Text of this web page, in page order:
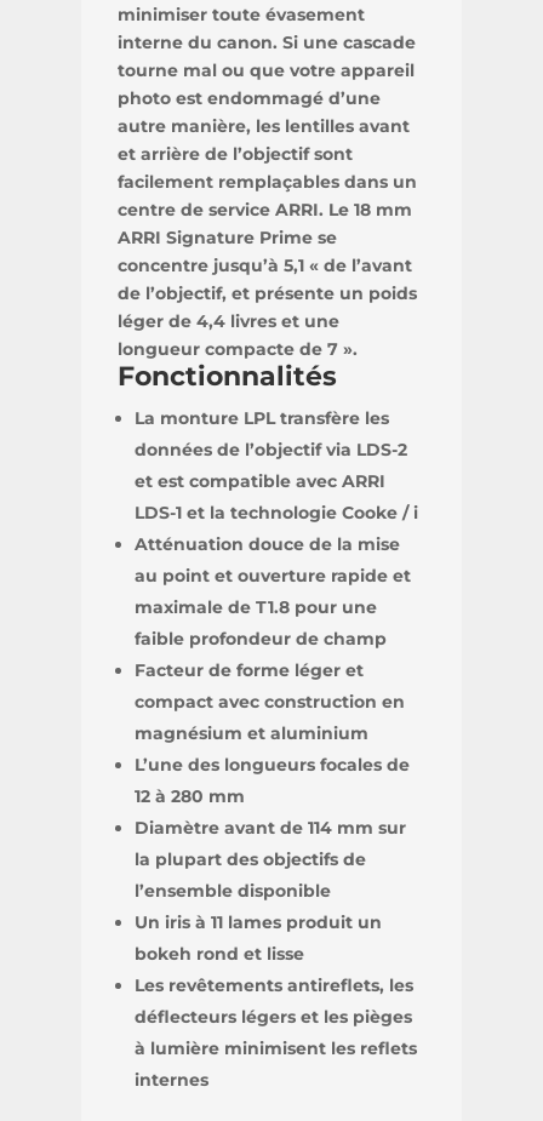
minimiser toute évasement
interne du canon. Si une cascade
tourne mal ou que votre appareil
photo est endommagé d’une
autre manière, les lentilles avant
et arrière de l’objectif sont
facilement remplaçables dans un
centre de service ARRI. Le 18 mm
ARRI Signature Prime se
concentre jusqu’à 5,1 « de l’avant
de l’objectif, et présente un poids
léger de 4,4 livres et une
longueur compacte de 7 ».
Fonctionnalités
La monture LPL transfère les
données de l’objectif via LDS-2
et est compatible avec ARRI
LDS-1 et la technologie Cooke / i
Atténuation douce de la mise
au point et ouverture rapide et
maximale de T1.8 pour une
faible profondeur de champ
Facteur de forme léger et
compact avec construction en
magnésium et aluminium
L’une des longueurs focales de
12 à 280 mm
Diamètre avant de 114 mm sur
la plupart des objectifs de
l’ensemble disponible
Un iris à 11 lames produit un
bokeh rond et lisse
Les revêtements antireflets, les
déflecteurs légers et les pièges
à lumière minimisent les reflets
internes